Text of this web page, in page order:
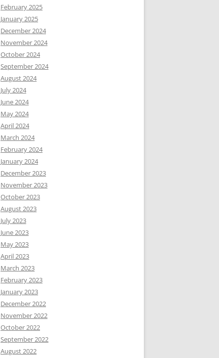
February 2025
January 2025
December 2024
November 2024
October 2024
September 2024
August 2024
July 2024
June 2024
May 2024
April 2024
March 2024
February 2024
January 2024
December 2023
November 2023
October 2023
August 2023
July 2023
June 2023
May 2023
April 2023
March 2023
February 2023
January 2023
December 2022
November 2022
October 2022
September 2022
August 2022